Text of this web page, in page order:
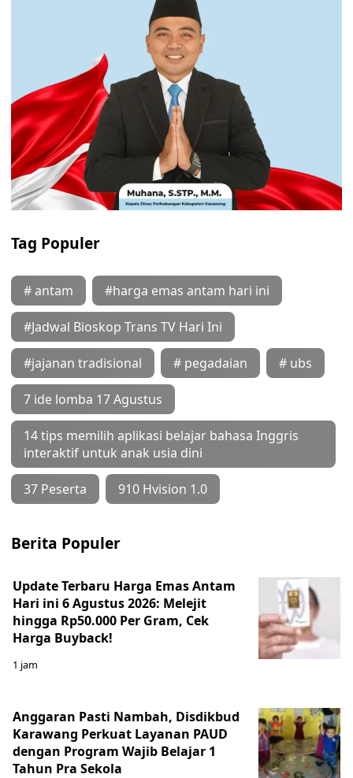
Tag Populer
# antam #harga emas antam hari ini
#Jadwal Bioskop Trans TV Hari Ini
#jajanan tradisional # pegadaian # ubs
7 ide lomba 17 Agustus
14 tips memilih aplikasi belajar bahasa Inggris
interaktif untuk anak usia dini
37 Peserta 910 Hvision 1.0
Berita Populer
Update Terbaru Harga Emas Antam
Hari ini 6 Agustus 2026: Melejit
hingga Rp50.000 Per Gram, Cek
Harga Buyback!
1 jam
Anggaran Pasti Nambah, Disdikbud
Karawang Perkuat Layanan PAUD
dengan Program Wajib Belajar 1
Tahun Pra Sekola